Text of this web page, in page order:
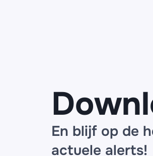
En blijf op de
actuele alerts!